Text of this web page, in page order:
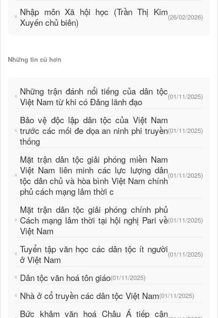
Nhập môn Xã hội học (Trần Thị Kim
Xuyến chủ biên)
(26/02/2026)
Những tin cũ hơn
Những trận đánh nổi tiếng của dân tộc
Việt Nam từ khi có Đảng lãnh đạo
(01/11/2025)
Bảo vệ độc lập dân tộc của Việt Nam
trước các mối đe dọa an ninh phi truyền
thống
(01/11/2025)
Mặt trận dân tộc giải phóng miền Nam
Việt Nam liên minh các lực lượng dân
tộc dân chủ và hòa bình Việt Nam chính
phủ cách mạng lâm thời c
(01/11/2025)
Mặt trận dân tộc giải phóng chính phủ
Cách mạng lâm thời tại hội nghị Pari về
Việt Nam
(01/11/2025)
Tuyển tập văn học các dân tộc ít người
ở Việt Nam
(01/11/2025)
Dân tộc văn hoá tôn giáo(01/11/2025)
Nhà ở cổ truyền các dân tộc Việt Nam(01/11/2025)
Bức khảm văn hoá Châu Á tiếp cận